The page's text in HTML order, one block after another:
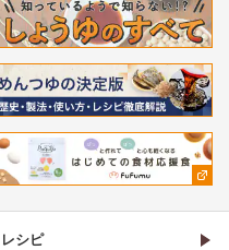
レシピ